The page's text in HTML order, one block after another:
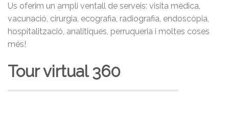
Us oferim un ampli ventall de serveis: visita mèdica,
vacunació, cirurgia, ecografia, radiografia, endoscòpia,
hospitalització, analítiques, perruqueria i moltes coses
més!
Tour virtual 360